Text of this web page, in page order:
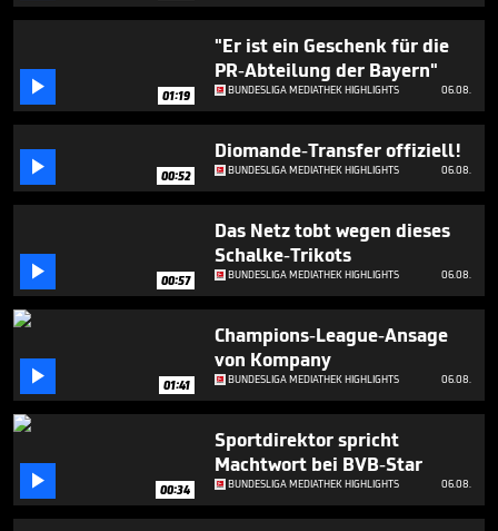
 01:19
"Er ist ein Geschenk für die
PR-Abteilung der Bayern"
BUNDESLIGA MEDIATHEK HIGHLIGHTS 06.08.
 00:52
Diomande-Transfer offiziell!
BUNDESLIGA MEDIATHEK HIGHLIGHTS 06.08.
 00:57
Das Netz tobt wegen dieses
Schalke-Trikots
BUNDESLIGA MEDIATHEK HIGHLIGHTS 06.08.
 01:41
Champions-League-Ansage
von Kompany
BUNDESLIGA MEDIATHEK HIGHLIGHTS 06.08.
 00:34
Sportdirektor spricht
Machtwort bei BVB-Star
BUNDESLIGA MEDIATHEK HIGHLIGHTS 06.08.